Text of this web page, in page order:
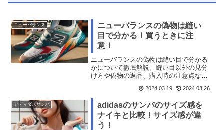
ニューバランス
ニューバランスの偽物は縫い
目で分かる！買うときに注
意！
ニューバランスの偽物は縫い目で分かる
かについて徹底解説。縫い目以外の見分
け方や偽物の返品、購入時の注意点など
2024.03.19 2024.03.26
アディダスサンバ
adidasのサンバのサイズ感を
ナイキと比較！サイズ感が違
う！